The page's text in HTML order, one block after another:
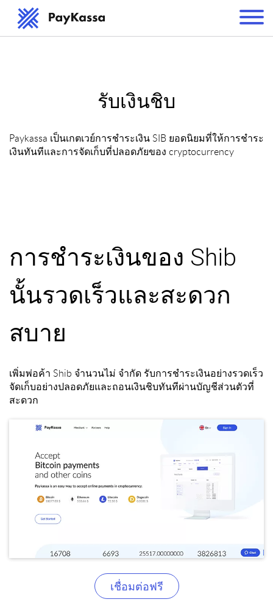
รับเงินชิบ
Paykassa เป็นเกตเวย์การชำระเงิน SIB ยอดนิยมที่ให้การชำระ
เงินทันทีและการจัดเก็บที่ปลอดภัยของ cryptocurrency
การชำระเงินของ Shib
นั้นรวดเร็วและสะดวก
สบาย
เพิ่มพ่อค้า Shib จำนวนไม่ จำกัด รับการชำระเงินอย่างรวดเร็ว
จัดเก็บอย่างปลอดภัยและถอนเงินชิบทันทีผ่านบัญชีส่วนตัวที่
สะดวก
เชื่อมต่อฟรี